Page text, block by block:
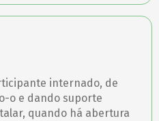
internado, de
o e dando suporte
quando há abertura